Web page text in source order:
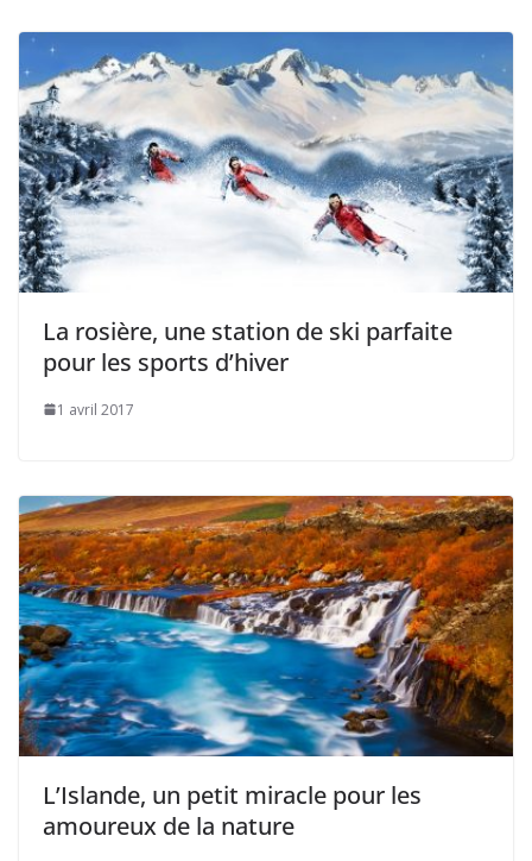
La rosière, une station de ski parfaite
pour les sports d’hiver
1 avril 2017
L’Islande, un petit miracle pour les
amoureux de la nature